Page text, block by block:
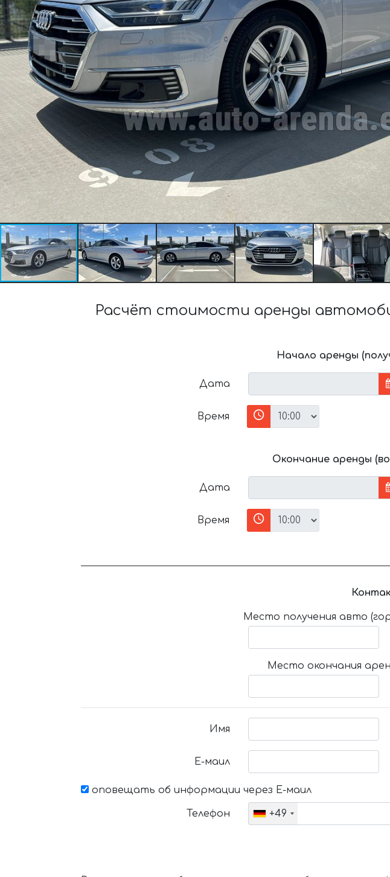
Расчёт стоимости аренды
Начало аренды
Дата
Время
Окончание аренды
Дата
Время
Место получения авто
Место окончания
Имя
Е-маил
оповещать об информации через Е-маил
Телефон +49